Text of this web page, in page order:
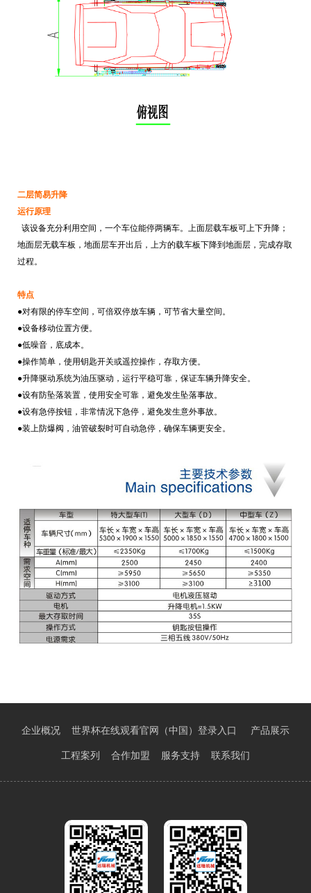
二层简易升降
运行原理
该设备充分利用空间，一个车位能停两辆车。上面层载车板可上下升降；
地面层无载车板，地面层车开出后，上方的载车板下降到地面层，完成存取
过程。
特点
●对有限的停车空间，可倍双停放车辆，可节省大量空间。
●设备移动位置方便。
●低噪音，底成本。
●操作简单，使用钥匙开关或遥控操作，存取方便。
●升降驱动系统为油压驱动，运行平稳可靠，保证车辆升降安全。
●设有防坠落装置，使用安全可靠，避免发生坠落事故。
●设有急停按钮，非常情况下急停，避免发生意外事故。
●装上防爆阀，油管破裂时可自动急停，确保车辆更安全。
企业概况 世界杯在线观看官网（中国）登录入口
产品展示
工程案列
合作加盟 服务支持 联系我们